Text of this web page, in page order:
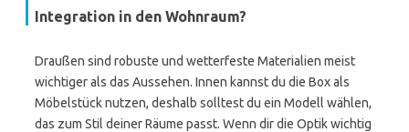
Integration in den Wohnraum?
Draußen sind robuste und wetterfeste Materialien meist
wichtiger als das Aussehen. Innen kannst du die Box als
Möbelstück nutzen, deshalb solltest du ein Modell wählen,
das zum Stil deiner Räume passt. Wenn dir die Optik wichtig